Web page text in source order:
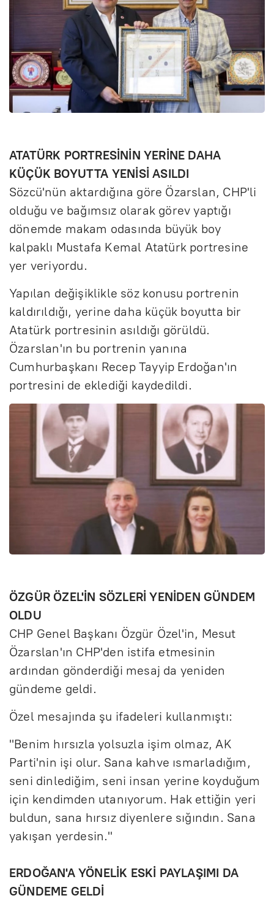
ATATÜRK PORTRESİNİN YERİNE DAHA
KÜÇÜK BOYUTTA YENİSİ ASILDI
Sözcü'nün aktardığına göre Özarslan, CHP'li
olduğu ve bağımsız olarak görev yaptığı
dönemde makam odasında büyük boy
kalpaklı Mustafa Kemal Atatürk portresine
yer veriyordu.
Yapılan değişiklikle söz konusu portrenin
kaldırıldığı, yerine daha küçük boyutta bir
Atatürk portresinin asıldığı görüldü.
Özarslan'ın bu portrenin yanına
Cumhurbaşkanı Recep Tayyip Erdoğan'ın
portresini de eklediği kaydedildi.
ÖZGÜR ÖZEL'İN SÖZLERİ YENİDEN GÜNDEM
OLDU
CHP Genel Başkanı Özgür Özel'in, Mesut
Özarslan'ın CHP'den istifa etmesinin
ardından gönderdiği mesaj da yeniden
gündeme geldi.
Özel mesajında şu ifadeleri kullanmıştı:
"Benim hırsızla yolsuzla işim olmaz, AK
Parti'nin işi olur. Sana kahve ısmarladığım,
seni dinlediğim, seni insan yerine koyduğum
için kendimden utanıyorum. Hak ettiğin yeri
buldun, sana hırsız diyenlere sığındın. Sana
yakışan yerdesin."
ERDOĞAN'A YÖNELİK ESKİ PAYLAŞIMI DA
GÜNDEME GELDİ